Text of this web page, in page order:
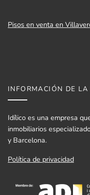
Pisos en venta en
INFORMACIÓN DE
Idílico es una empresa
inmobiliarios
y Barcelona.
Política de privacidad